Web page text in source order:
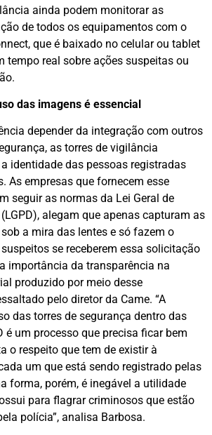
ainda podem monitorar as
de todos os equipamentos com o
que é baixado no celular ou tablet
tempo real sobre ações suspeitas ou
das imagens é essencial
depender da integração com outros
as torres de vigilância
identidade das pessoas registradas
As empresas que fornecem esse
seguir as normas da Lei Geral de
alegam que apenas capturam as
a mira das lentes e só fazem o
se receberem essa solicitação
importância da transparência na
produzido por meio desse
pelo diretor da Came. “A
das torres de segurança dentro das
é um processo que precisa ficar bem
o respeito que tem de existir à
um que está sendo registrado pelas
forma, porém, é inegável a utilidade
para flagrar criminosos que estão
polícia”, analisa Barbosa.